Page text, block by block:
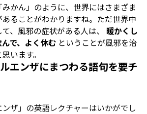
かん」のように、世界にはさまざま
ることがわかりますね。ただ世界中
、風邪の症状がある人は、 暖かくし
で、よく休む ということが風邪を治
います。
エンザにまつわる語句を要チ
ンザ」の英語レクチャーはいかがでし